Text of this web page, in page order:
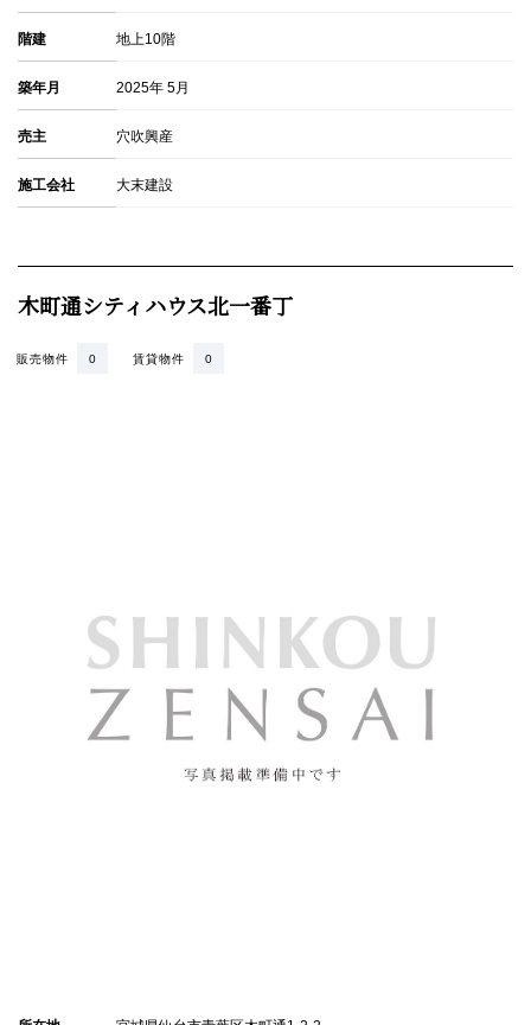
階建 地上10階
築年月 2025年 5月
売主 穴吹興産
施工会社 大末建設
木町通シティハウス北一番丁
賃貸物件 0
販売物件 0